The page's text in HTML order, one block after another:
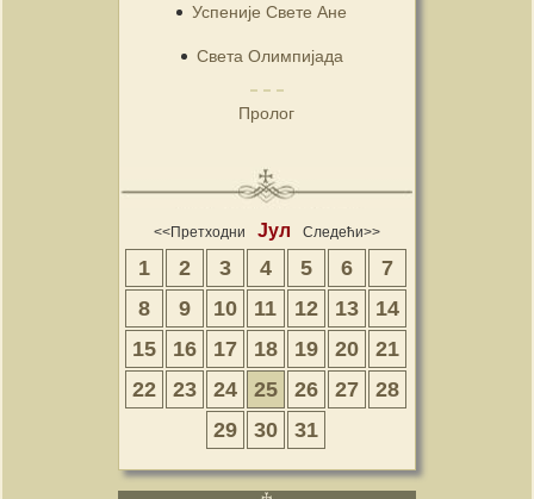
Успеније Свете Ане
Света Олимпијада
Пролог
<<Претходни Јул Следећи>>
1 2 3 4 5 6
7
8
9 10 11 12 13
14
15
16 17 18 19 20
21
22
23 24 25 26 27
28
29
30 31